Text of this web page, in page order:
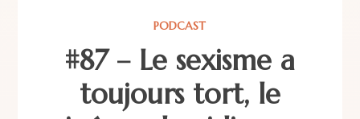
PODCAST
#87 – Le sexisme a
toujours tort, le